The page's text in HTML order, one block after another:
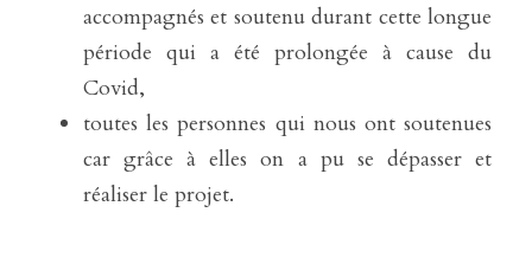
accompagnés et soutenu durant cette longue
période qui a été prolongée à cause du
Covid,
toutes les personnes qui nous ont soutenues
car grâce à elles on a pu se dépasser et
réaliser le projet.